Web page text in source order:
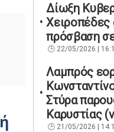
Δίωξη
Χειροπέδες
πρόσβαση
22/05/2026 |
Λαμπρός
Στύρα
Καρυστίας
21/05/2026 |